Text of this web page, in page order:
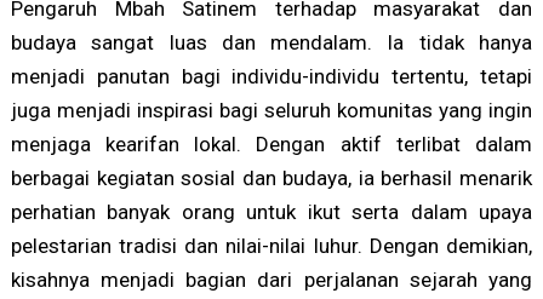
Pengaruh Mbah Satinem terhadap masyarakat dan
budaya sangat luas dan mendalam. Ia tidak hanya
menjadi panutan bagi individu-individu tertentu, tetapi
juga menjadi inspirasi bagi seluruh komunitas yang ingin
menjaga kearifan lokal. Dengan aktif terlibat dalam
berbagai kegiatan sosial dan budaya, ia berhasil menarik
perhatian banyak orang untuk ikut serta dalam upaya
pelestarian tradisi dan nilai-nilai luhur. Dengan demikian,
kisahnya menjadi bagian dari perjalanan sejarah yang